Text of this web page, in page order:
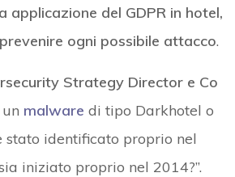
applicazione del GDPR in hotel,
ogni possibile attacco.
Strategy Director e Co
malware di tipo Darkhotel o
stato identificato proprio nel
iniziato proprio nel 2014?”.